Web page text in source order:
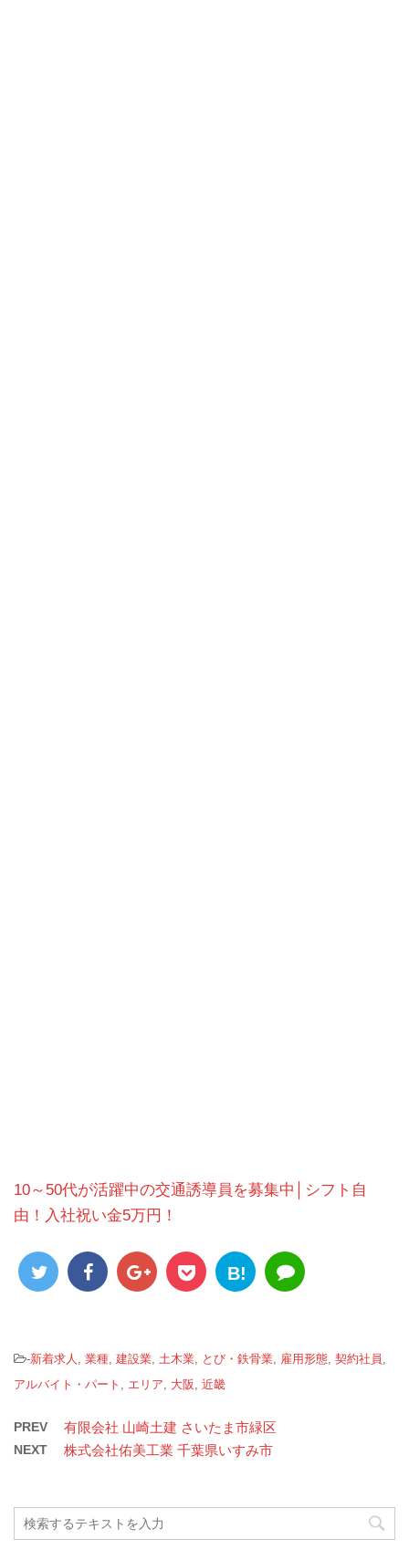
10～50代が活躍中の交通誘導員を募集中│シフト自
由！入社祝い金5万円！
B!
-新着求人 業種 建設業 土木業 とび・鉄骨業 雇用形態 契約社員
アルバイト・パート
エリア 大阪 近畿
PREV 有限会社 山崎土建 さいたま市緑区
NEXT 株式会社佑美工業 千葉県いすみ市